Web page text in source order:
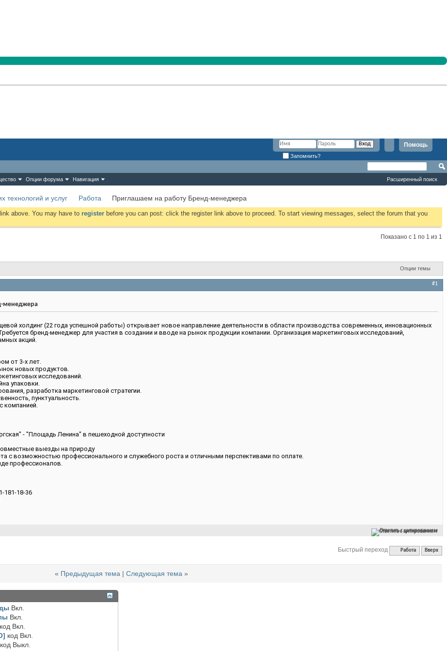
Помощь
Запомнить?
Опции форума Навигация Расширенный поиск
технологий и услуг Работа Приглашаем на работу Бренд-менеджера
above. You may have to register before you can post: click the register link above to proceed. To start viewing messages, select the forum that you
Показано с 1 по 1 из 1
Опции темы
#1
менеджера
холдинг (22 года успешной работы) открывает новое направление деятельности в области производства современных, инновационных
бренд-менеджер для участия в создании и вводе на рынок продукции компании. Организация маркетинговых исследований,
акций.
от 3-х лет.
новых продуктов.
исследований.
упаковки.
разработка маркетинговой стратегии.
пунктуальность.
компанией.
- "Площадь Ленина" в пешеходной доступности
выезды на природу
с возможностью профессионального и служебного роста и отличными перспективами по оплате.
профессионалов.
181-18-36
Ответить с цитированием
Быстрый переход Работа Вверх
« Предыдущая тема| Следующая тема »
Вкл.
Вкл.
код Вкл.
код Вкл.
Выкл.